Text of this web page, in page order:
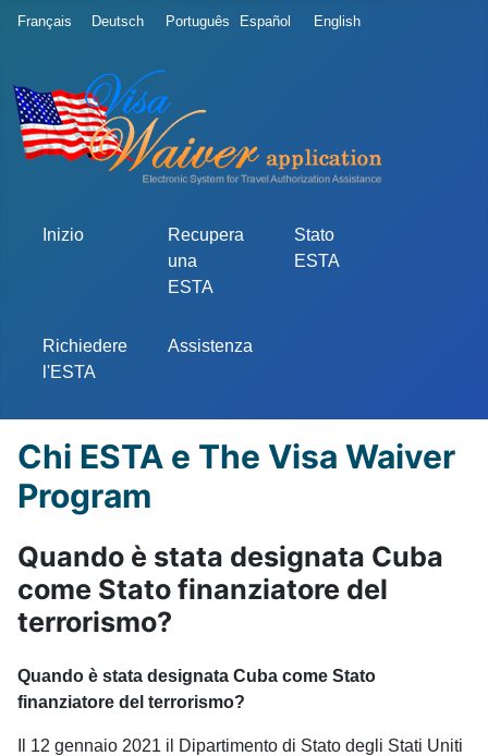
Seleziona la tua lingua
Français Deutsch Português Español English
Inizio
Recupera
una
ESTA
Stato
ESTA
Richiedere
l'ESTA
Assistenza
Chi ESTA e The Visa Waiver
Program
Quando è stata designata Cuba
come Stato finanziatore del
terrorismo?
Quando è stata designata Cuba come Stato
finanziatore del terrorismo?
Il 12 gennaio 2021 il Dipartimento di Stato degli Stati Uniti